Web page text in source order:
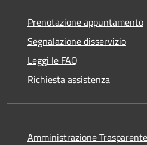
Prenotazione appuntamento
Segnalazione disservizio
Leggi le FAQ
Richiesta assistenza
Amministrazione Trasparente